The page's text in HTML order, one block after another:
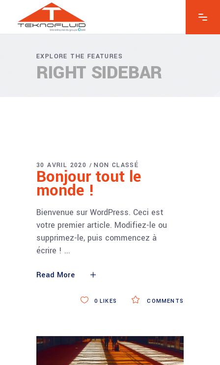
EXPLORE THE FEATURES
RIGHT SIDEBAR
30 AVRIL 2020 NON CLASSÉ
Bonjour tout le
monde !
Bienvenue sur WordPress. Ceci est
votre premier article. Modifiez-le ou
supprimez-le, puis commencez à
écrire !
Read More
COMMENTS
0 LIKES